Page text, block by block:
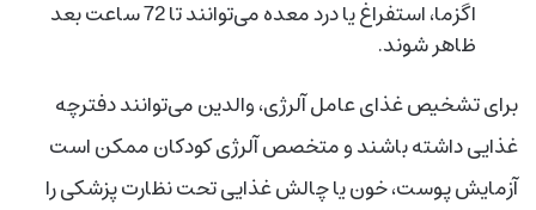
اگزما، استفراغ یا درد معده می‌توانند تا 72 ساعت بعد
ظاهر شوند.
برای تشخیص غذای عامل آلرژی، والدین می‌توانند دفترچه
غذایی داشته باشند و متخصص آلرژی کودکان ممکن است
آزمایش پوست، خون یا چالش غذایی تحت نظارت پزشکی را